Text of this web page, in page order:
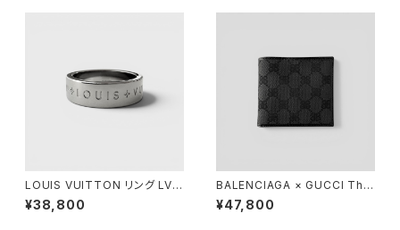
LOUIS VUITTON リング LV
モザイク L
¥38,800
BALENCIAGA × GUCCI The
Hacker Project Compact W
allet Black
¥47,800